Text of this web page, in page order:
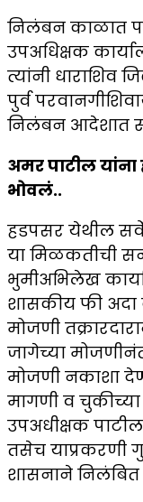
निलंबन काळात
उपअधिक्षक
त्यांनी धाराशिव
पुर्व
निलंबन आदेशात
अमर पाटील
भोवलं..
हडपसर येथील सर्वे
या मिळकतीची
भुमीअभिलेख
शासकीय फी
मोजणी
जागेच्या
मोजणी नकाशा
मागणी व चुकीच्या
उपअधीक्षक
तसेच याप्रकरणी
शासनाने